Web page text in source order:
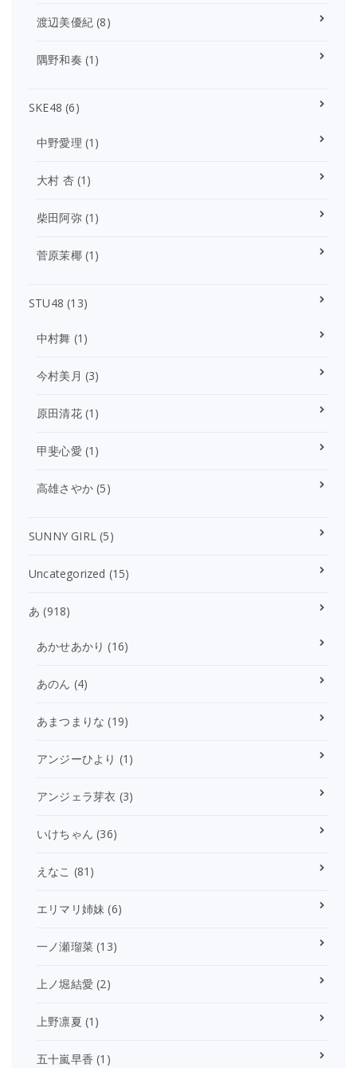
渡辺美優紀 (8)
隅野和奏 (1)
SKE48 (6)
中野愛理 (1)
大村 杏(1)
柴田阿弥(1)
菅原茉椰(1)
STU48 (13)
中村舞 (1)
今村美月 (3)
原田清花(1)
甲斐心愛 (1)
高雄さやか (5)
SUNNY GIRL (5)
Uncategorized (15)
あ (918)
あかせあかり (16)
あのん (4)
あまつまりな (19)
アンジーひより (1)
アンジェラ芽衣 (3)
いけちゃん (36)
えなこ (81)
エリマリ姉妹 (6)
一ノ瀬瑠菜 (13)
上ノ堀結愛 (2)
上野凛夏 (1)
五十嵐早香 (1)